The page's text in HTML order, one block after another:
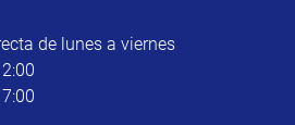
de lunes a viernes